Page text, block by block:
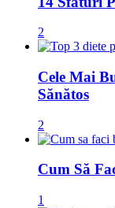
2
Cele Mai
Sănătos
2
Cum Să
1